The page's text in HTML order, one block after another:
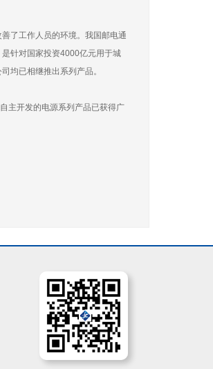
了工作人员的环境。我国邮电通
针对国家投资4000亿元用于城
均已相继推出系列产品。
主开发的电源系列产品已获得广